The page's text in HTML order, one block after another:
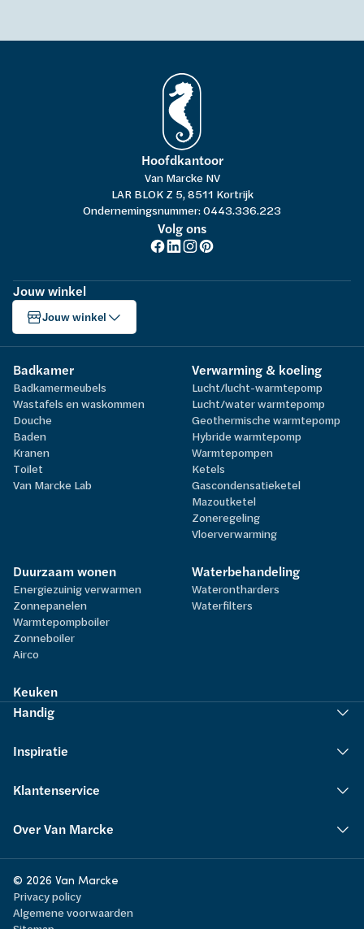
Hoofdkantoor
Van Marcke NV
LAR BLOK Z 5, 8511 Kortrijk
Ondernemingsnummer: 0443.336.223
Volg ons
Jouw winkel
Jouw winkel
Badkamer
Badkamermeubels
Wastafels en waskommen
Douche
Baden
Kranen
Toilet
Van Marcke Lab
Verwarming & koeling
Lucht/lucht-warmtepomp
Lucht/water warmtepomp
Geothermische warmtepomp
Hybride warmtepomp
Warmtepompen
Ketels
Gascondensatieketel
Mazoutketel
Zoneregeling
Vloerverwarming
Duurzaam wonen
Energiezuinig verwarmen
Zonnepanelen
Warmtepompboiler
Zonneboiler
Airco
Waterbehandeling
Waterontharders
Waterfilters
Keuken
Handig
Inspiratie
Klantenservice
Over Van Marcke
© 2026 Van Marcke
Privacy policy
Algemene voorwaarden